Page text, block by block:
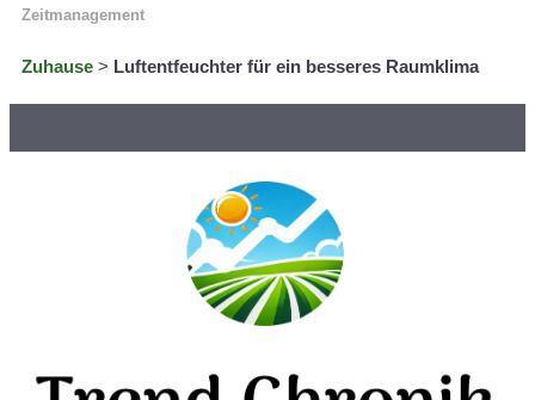
Zeitmanagement
Zuhause > Luftentfeuchter für ein besseres Raumklima